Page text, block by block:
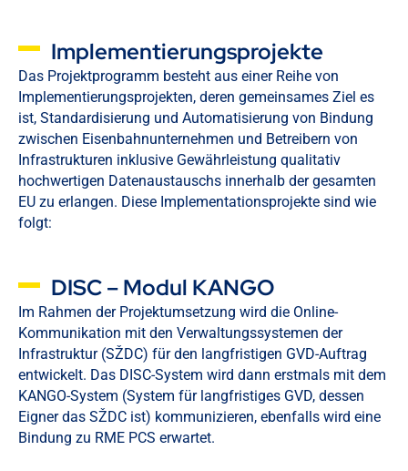
Implementierungsprojekte
Das Projektprogramm besteht aus einer Reihe von
Implementierungsprojekten, deren gemeinsames Ziel es
ist, Standardisierung und Automatisierung von Bindung
zwischen Eisenbahnunternehmen und Betreibern von
Infrastrukturen inklusive Gewährleistung qualitativ
hochwertigen Datenaustauschs innerhalb der gesamten
EU zu erlangen. Diese Implementationsprojekte sind wie
folgt:
DISC – Modul KANGO
Im Rahmen der Projektumsetzung wird die Online-
Kommunikation mit den Verwaltungssystemen der
Infrastruktur (SŽDC) für den langfristigen GVD-Auftrag
entwickelt. Das DISC-System wird dann erstmals mit dem
KANGO-System (System für langfristiges GVD, dessen
Eigner das SŽDC ist) kommunizieren, ebenfalls wird eine
Bindung zu RME PCS erwartet.